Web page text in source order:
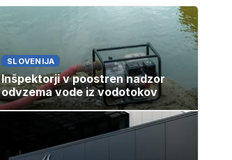
SLOVENIJA
Inšpektorji v poostren nadzor
odvzema vode iz vodotokov